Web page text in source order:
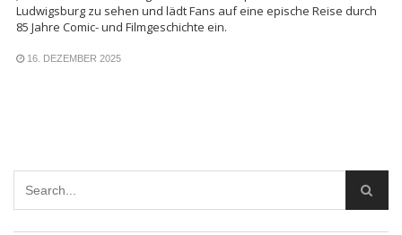
Ludwigsburg zu sehen und lädt Fans auf eine epische Reise durch
85 Jahre Comic- und Filmgeschichte ein.
16. DEZEMBER 2025